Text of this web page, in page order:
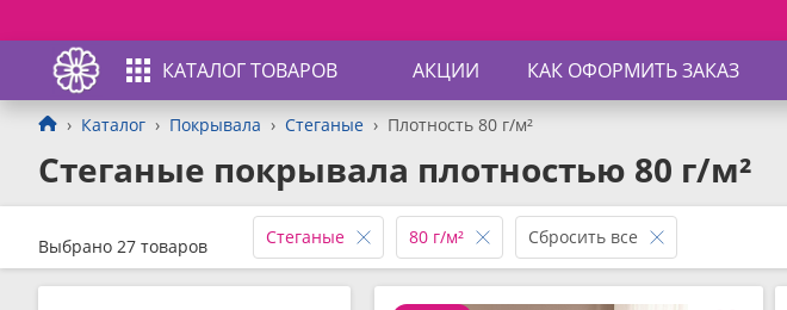
КАТАЛОГ ТОВАРОВ
АКЦИИ КАК ОФОРМИТЬ ЗАКАЗ
Каталог Покрывала Стеганые Плотность 80 г/м²
Стеганые покрывала плотностью 80 г/м²
Выбрано 27 товаров Стеганые 80 г/м² Сбросить все